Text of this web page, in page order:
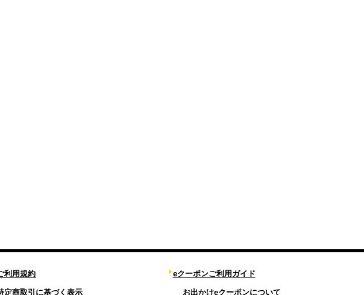
利用規約
定商取引に基づく表示
eクーポンご利用ガイド
お出かけeクーポンについて